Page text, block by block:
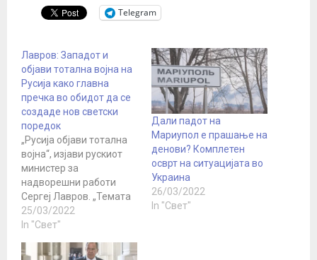
Telegram
Лавров: Западот и
објави тотална војна на
Русија како главна
пречка во обидот да се
создаде нов светски
поредок
„Русија објави тотална
војна“, изјави рускиот
министер за
надворешни работи
Сергеј Лавров. „Темата
за воената биолошка
активност на САД ќе
Советот за безбедност
25/03/2022
In "Свет"
Дали падот на
Мариупол е прашање на
денови? Комплетен
осврт на ситуацијата во
Украина
26/03/2022
In "Свет"